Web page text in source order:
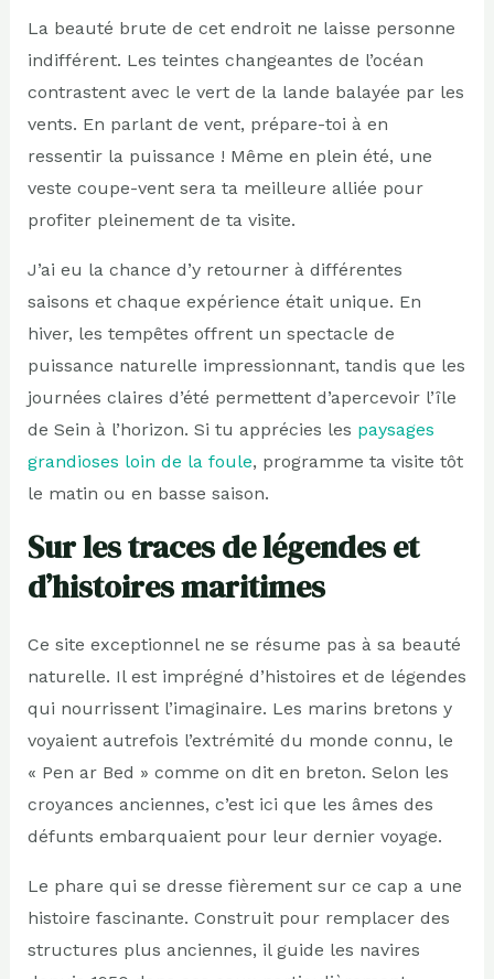
La beauté brute de cet endroit ne laisse personne
indifférent. Les teintes changeantes de l’océan
contrastent avec le vert de la lande balayée par les
vents. En parlant de vent, prépare-toi à en
ressentir la puissance ! Même en plein été, une
veste coupe-vent sera ta meilleure alliée pour
profiter pleinement de ta visite.
J’ai eu la chance d’y retourner à différentes
saisons et chaque expérience était unique. En
hiver, les tempêtes offrent un spectacle de
puissance naturelle impressionnant, tandis que les
journées claires d’été permettent d’apercevoir l’île
de Sein à l’horizon. Si tu apprécies les paysages
grandioses loin de la foule, programme ta visite tôt
le matin ou en basse saison.
Sur les traces de légendes et
d’histoires maritimes
Ce site exceptionnel ne se résume pas à sa beauté
naturelle. Il est imprégné d’histoires et de légendes
qui nourrissent l’imaginaire. Les marins bretons y
voyaient autrefois l’extrémité du monde connu, le
« Pen ar Bed » comme on dit en breton. Selon les
croyances anciennes, c’est ici que les âmes des
défunts embarquaient pour leur dernier voyage.
Le phare qui se dresse fièrement sur ce cap a une
histoire fascinante. Construit pour remplacer des
structures plus anciennes, il guide les navires